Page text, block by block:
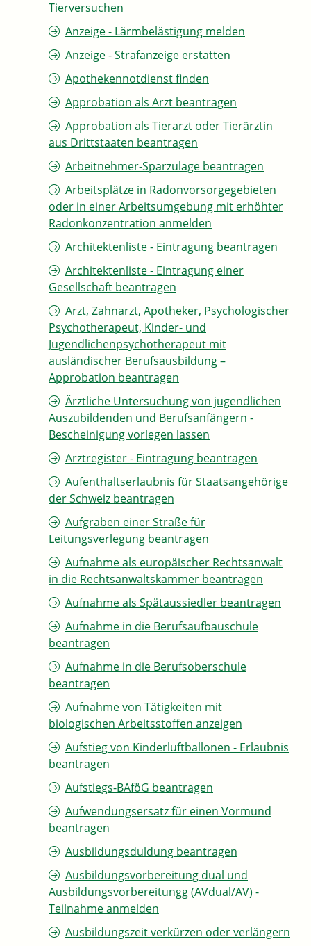
Tierversuchen
Anzeige - Lärmbelästigung melden
Anzeige - Strafanzeige erstatten
Apothekennotdienst finden
Approbation als Arzt beantragen
Approbation als Tierarzt oder Tierärztin
aus Drittstaaten beantragen
Arbeitnehmer-Sparzulage beantragen
Arbeitsplätze in Radonvorsorgegebieten
oder in einer Arbeitsumgebung mit erhöhter
Radonkonzentration anmelden
Architektenliste - Eintragung beantragen
Architektenliste - Eintragung einer
Gesellschaft beantragen
Arzt, Zahnarzt, Apotheker, Psychologischer
Psychotherapeut, Kinder- und
Jugendlichenpsychotherapeut mit
ausländischer Berufsausbildung –
Approbation beantragen
Ärztliche Untersuchung von jugendlichen
Auszubildenden und Berufsanfängern -
Bescheinigung vorlegen lassen
Arztregister - Eintragung beantragen
Aufenthaltserlaubnis für Staatsangehörige
der Schweiz beantragen
Aufgraben einer Straße für
Leitungsverlegung beantragen
Aufnahme als europäischer Rechtsanwalt
in die Rechtsanwaltskammer beantragen
Aufnahme als Spätaussiedler beantragen
Aufnahme in die Berufsaufbauschule
beantragen
Aufnahme in die Berufsoberschule
beantragen
Aufnahme von Tätigkeiten mit
biologischen Arbeitsstoffen anzeigen
Aufstieg von Kinderluftballonen - Erlaubnis
beantragen
Aufstiegs-BAföG beantragen
Aufwendungsersatz für einen Vormund
beantragen
Ausbildungsduldung beantragen
Ausbildungsvorbereitung dual und
Ausbildungsvorbereitungg (AVdual/AV) -
Teilnahme anmelden
Ausbildungszeit verkürzen oder verlängern